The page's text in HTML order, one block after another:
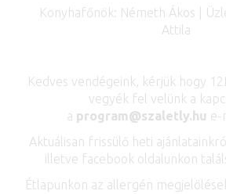
Konyhafőnök: Németh Ákos |
Attila
Kedves vendégeink, kérjük hogy
vegyék fel velünk a
a program@szaletly.hu e-
Aktuálisan frissülő heti
illetve facebook oldalunkon
Étlapunkon az allergén